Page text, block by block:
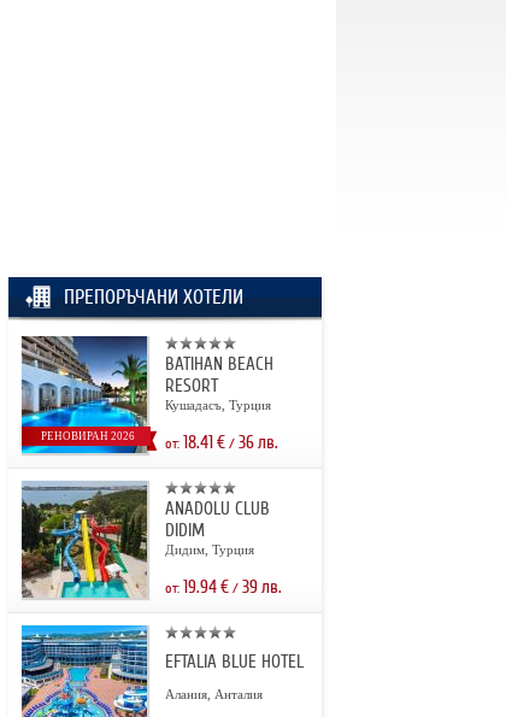
ПРЕПОРЪЧАНИ ХОТЕЛИ
РЕНОВИРАН 2026
BATIHAN BEACH
RESORT
Кушадасъ, Турция
от: 18.41€/ 36лв.
ANADOLU CLUB
DIDIM
Дидим, Турция
от: 19.94€/ 39 лв.
EFTALIA BLUE HOTEL
Алания, Анталия